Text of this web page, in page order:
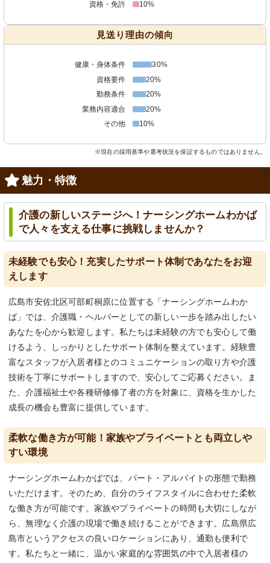
資格・免許
10%
見送り理由の傾向
健康・身体条件
30%
資格要件
20%
勤務条件
20%
業務内容適合
20%
その他
10%
※現在の採用基準や選考状況を保証するものではありません。
魅力・特徴
介護の新しいステージへ！ナーシングホームわかば
で人々を支える仕事に挑戦しませんか？
未経験でも安心！充実したサポート体制であなたをお迎
えします
広島市安佐北区可部町桐原に位置する「ナーシングホームわか
ば」では、介護職・ヘルパーとしての新しい一歩を踏み出したい
あなたを心から歓迎します。私たちは未経験の方でも安心して働
けるよう、しっかりとしたサポート体制を整えています。経験豊
富なスタッフが入居者様とのコミュニケーションの取り方や介護
技術を丁寧にサポートしますので、安心してご応募ください。ま
た、介護福祉士や各種研修修了者の方を対象に、資格を生かした
成長の機会も豊富に提供しています。
柔軟な働き方が可能！家族やプライベートとも両立しや
すい環境
ナーシングホームわかばでは、パート・アルバイトの形態で勤務
いただけます。そのため、自分のライフスタイルに合わせた柔軟
な働き方が可能です。家族やプライベートの時間も大切にしなが
ら、無理なく介護の現場で働き続けることができます。広島県広
島市というアクセスの良いロケーションにあり、通勤も便利で
す。私たちと一緒に、温かい家庭的な雰囲気の中で入居者様の